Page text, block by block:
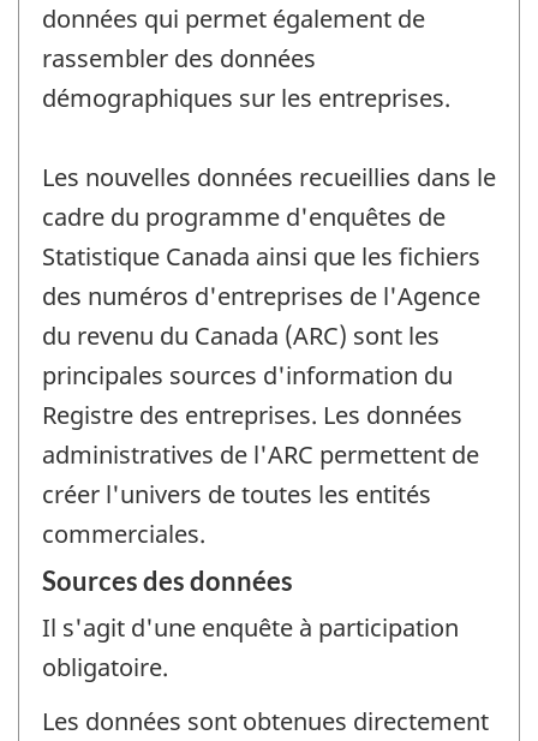
données qui permet également de
rassembler des données
démographiques sur les entreprises.
Les nouvelles données recueillies dans le
cadre du programme d'enquêtes de
Statistique Canada ainsi que les fichiers
des numéros d'entreprises de l'Agence
du revenu du Canada (ARC) sont les
principales sources d'information du
Registre des entreprises. Les données
administratives de l'ARC permettent de
créer l'univers de toutes les entités
commerciales.
Sources des données
Il s'agit d'une enquête à participation
obligatoire.
Les données sont obtenues directement